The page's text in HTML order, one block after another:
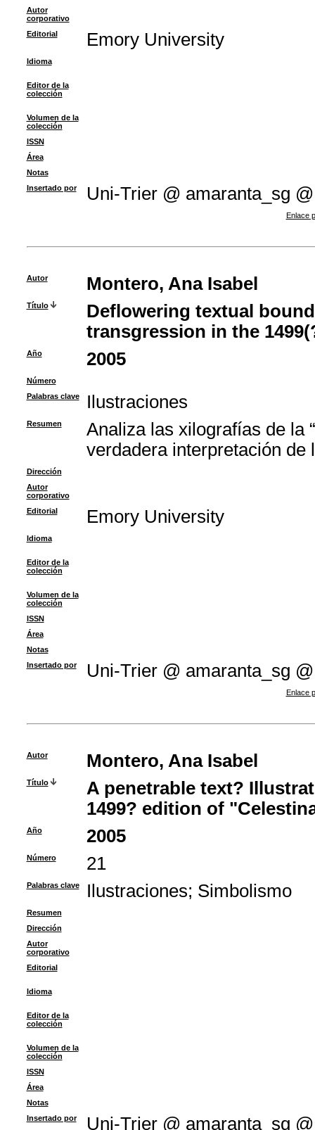
Autor
corporativo
Editorial
Emory University
Idioma
Editor de la
colección
Volumen de la
colección
ISSN
Área
Notas
Insertado por
Uni-Trier @ amaranta_sg @
Enlace
Autor Montero, Ana Isabel
Título
Deflowering textual
transgression in the
Año 2005
Número
Palabras clave
Ilustraciones
Resumen
Analiza las xilografías de la
verdadera interpretación de
Dirección
Autor
corporativo
Editorial
Emory University
Idioma
Editor de la
colección
Volumen de la
colección
ISSN
Área
Notas
Insertado por
Uni-Trier @ amaranta_sg @
Enlace
Autor Montero, Ana Isabel
Título
A penetrable text?
1499? edition of
Año 2005
Número 21
Palabras clave Ilustraciones; Simbolismo
Resumen
Dirección
Autor
corporativo
Editorial
Idioma
Editor de la
colección
Volumen de la
colección
ISSN
Área
Notas
Insertado por
Uni-Trier @ amaranta_sg @